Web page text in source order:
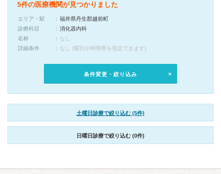
5件の医療機関が見つかりました
エリア・駅
福井県丹生郡越前町
診療科目
消化器内科
名称
なし
詳細条件
なし (曜日や時間帯を指定できます)
条件変更・絞り込み
土曜日診療で絞り込む (5件)
日曜日診療で絞り込む (0件)